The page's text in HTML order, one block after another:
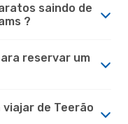
saindo de
?
reservar um
viajar de Teerão